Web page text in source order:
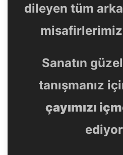
dileyen tüm
Sanatın
tanışmanız
çayımızı